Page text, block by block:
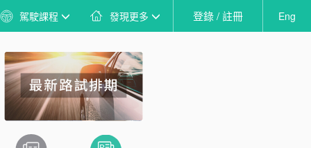
Eng
登錄 / 註冊
發現更多
駕駛課程